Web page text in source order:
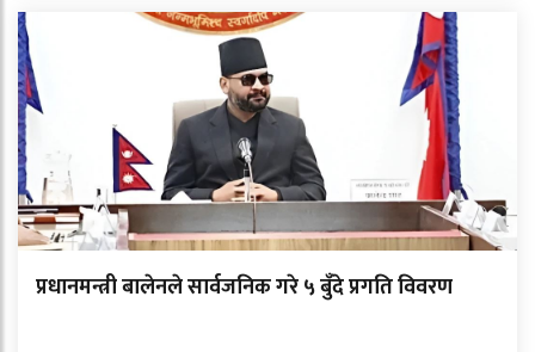
प्रधानमन्त्री बालेनले सार्वजनिक गरे ५ बुँदे प्रगति विवरण